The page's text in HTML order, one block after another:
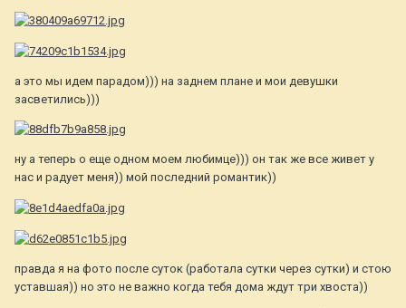
а это мы идем парадом))) на заднем плане и мои девушки
засветились)))
ну а теперь о еще одном моем любимце))) он так же все живет у
нас и радует меня)) мой последний романтик))
правда я на фото после суток (работала сутки через сутки) и стою
уставшая)) но это не важно когда тебя дома ждут три хвоста))